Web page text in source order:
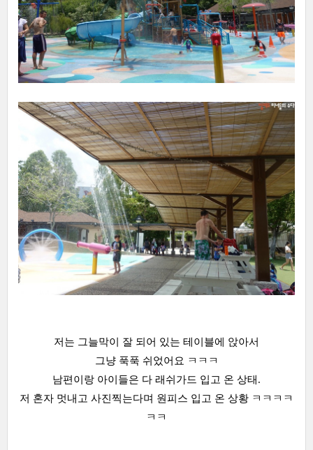
저는 그늘막이 잘 되어 있는 테이블에 앉아서
그냥 푹푹 쉬었어요 ㅋㅋㅋ
남편이랑 아이들은 다 래쉬가드 입고 온 상태.
저 혼자 멋내고 사진찍는다며 원피스 입고 온 상황 ㅋㅋㅋㅋ
ㅋㅋ